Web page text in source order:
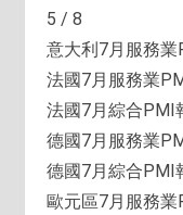
5 / 8
意大利7月服務業
法國7月服務業
法國7月綜合PMI
德國7月服務業
德國7月綜合PMI
歐元區7月服務